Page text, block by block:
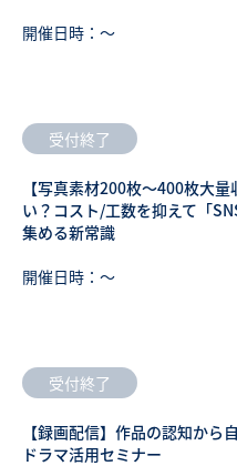
開催日時：〜
受付終了
【写真素材200枚～400枚大
い？コスト/工数を抑えて「
集める新常識
開催日時：〜
受付終了
【録画配信】作品の認知から
ドラマ活用セミナー